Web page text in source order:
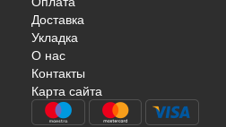
Доставка
Укладка
О нас
Контакты
Карта сайта